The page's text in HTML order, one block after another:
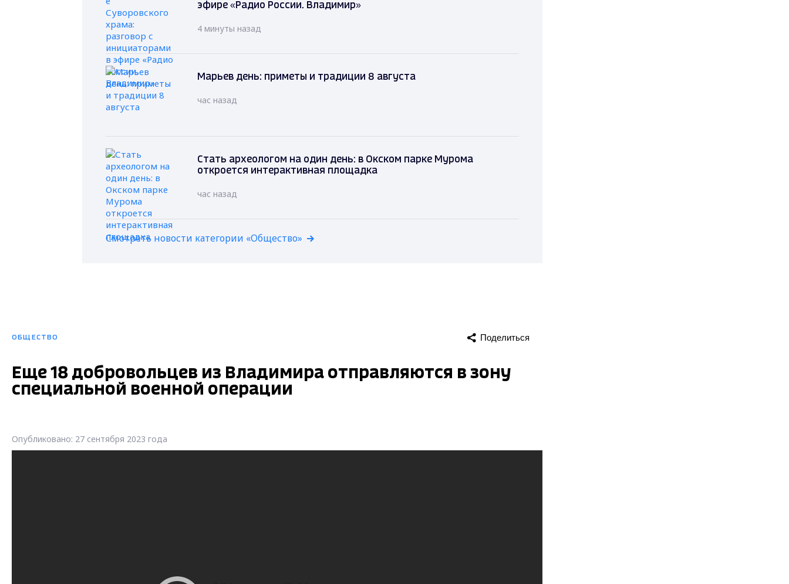
эфире «Радио России. Владимир»
4 минуты назад
Марьев день: приметы и традиции 8 августа
час назад
Стать археологом на один день: в Окском парке Мурома
откроется интерактивная площадка
час назад
Смотреть новости категории «Общество»
ОБЩЕСТВО Поделиться
Еще 18 добровольцев из Владимира отправляются в зону
специальной военной операции
Опубликовано: 27 сентября 2023 года